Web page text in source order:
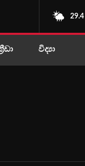
29.4
විද්‍යා